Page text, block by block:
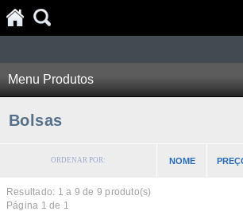
Menu Produtos
Bolsas
ORDENAR POR: NOME
Resultado: 1 a 9 de 9 produto(s)
Página 1 de 1